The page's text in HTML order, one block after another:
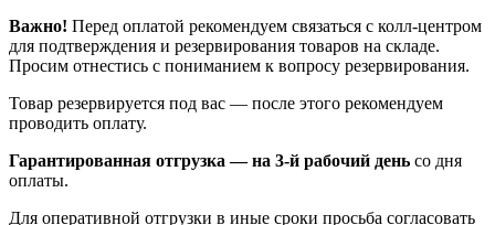
Важно! Перед оплатой рекомендуем связаться с колл‑центром
для подтверждения и резервирования товаров на складе.
Просим отнестись с пониманием к вопросу резервирования.
Товар резервируется под вас — после этого рекомендуем
проводить оплату.
Гарантированная отгрузка — на 3‑й рабочий день со дня
оплаты.
Для оперативной отгрузки в иные сроки просьба согласовать